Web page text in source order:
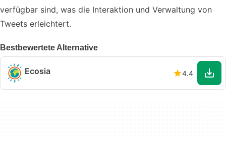
verfügbar sind, was die Interaktion und Verwaltung von
Tweets erleichtert.
Bestbewertete Alternative
Ecosia 4.4